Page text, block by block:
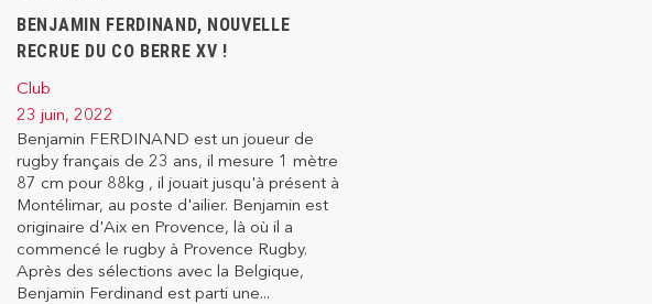
BENJAMIN FERDINAND, NOUVELLE
RECRUE DU CO BERRE XV !
Club
23 juin, 2022
Benjamin FERDINAND est un joueur de
rugby français de 23 ans, il mesure 1 mètre
87 cm pour 88kg , il jouait jusqu'à présent à
Montélimar, au poste d'ailier. Benjamin est
originaire d'Aix en Provence, là où il a
commencé le rugby à Provence Rugby.
Après des sélections avec la Belgique,
Benjamin Ferdinand est parti une...